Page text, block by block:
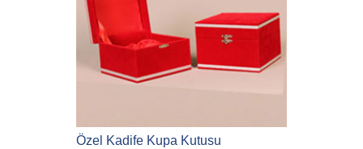
Özel Kadife Kupa Kutusu